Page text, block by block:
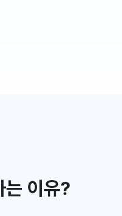
는 이유?